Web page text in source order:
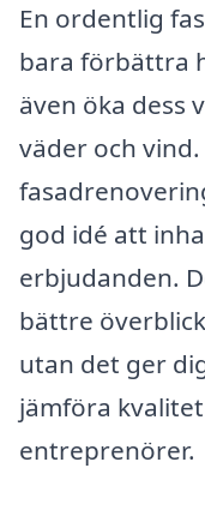
En ordentlig
bara förbättra
även öka dess
väder och
god idé att
erbjudanden.
bättre
utan det ger
jämföra
entreprenörer.